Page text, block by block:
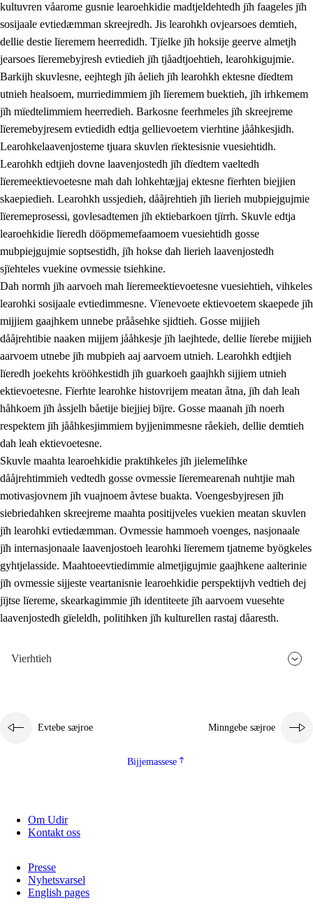
3. Prinsihph skuvlen rïektesisnie
3.1 Feerhmeles lïeremebyjrese
3.2 Ööhpehtimmie jïh sjïehtedamme lïerehtimmie
3.3 Gåetie jïh skuvle laavenjostoeh
3.4 Lïerehtimmie learoesïeltesne jïh barkoejielemisnie
3.5 Profesjonsektievoete jïh skuvleevtiedimmie
kultuvren våarome gusnie learoehkidie madtjeldehtedh jïh faageles jïh
sosijaale evtiedæmman skreejredh. Jis learohkh ovjearsoes demtieh,
dellie destie lïeremem heerredidh. Tjïelke jïh hoksije geerve almetjh
jearsoes lïeremebyjresh evtiedieh jïh tjåadtjoehtieh, learohkigujmie.
Barkijh skuvlesne, eejhtegh jïh åelieh jïh learohkh ektesne dïedtem
utnieh healsoem, murriedimmiem jïh lïeremem buektieh, jïh irhkemem
jïh mïedtelimmiem heerredieh. Barkosne feerhmeles jïh skreejreme
lïeremebyjresem evtiedidh edtja gellievoetem vierhtine jååhkesjidh.
Learohkelaavenjosteme tjuara skuvlen rïektesisnie vuesiehtidh.
Learohkh edtjieh dovne laavenjostedh jïh dïedtem vaeltedh
lïeremeektievoetesne mah dah lohkehtæjjaj ektesne fïerhten biejjien
skaepiedieh. Learohkh ussjedieh, dååjrehtieh jïh lierieh mubpiejgujmie
lïeremeprosessi, govlesadtemen jïh ektiebarkoen tjïrrh. Skuvle edtja
learoehkidie lïeredh dööpmemefaamoem vuesiehtidh gosse
mubpiejgujmie soptsestidh, jïh hokse dah lierieh laavenjostedh
sjïehteles vuekine ovmessie tsiehkine.
Dah normh jïh aarvoeh mah lïeremeektievoetesne vuesiehtieh, vihkeles
learohki sosijaale evtiedimmesne. Vïenevoete ektievoetem skaepede jïh
mijjiem gaajhkem unnebe prååsehke sjidtieh. Gosse mijjieh
dååjrehtibie naaken mijjem jååhkesje jïh laejhtede, dellie lïerebe mijjieh
aarvoem utnebe jïh mubpieh aaj aarvoem utnieh. Learohkh edtjieh
lïeredh joekehts krööhkestidh jïh guarkoeh gaajhkh sijjiem utnieh
ektievoetesne. Fïerhte learohke histovrijem meatan åtna, jïh dah leah
håhkoem jïh åssjelh båetije biejjiej bïjre. Gosse maanah jïh noerh
respektem jïh jååhkesjimmiem byjjenimmesne råekieh, dellie demtieh
dah leah ektievoetesne.
Skuvle maahta learoehkidie praktihkeles jïh jielemelïhke
dååjrehtimmieh vedtedh gosse ovmessie lïeremearenah nuhtjie mah
motivasjovnem jïh vuajnoem åvtese buakta. Voengesbyjresen jïh
siebriedahken skreejreme maahta positijveles vuekien meatan skuvlen
jïh learohki evtiedæmman. Ovmessie hammoeh voenges, nasjonaale
jïh internasjonaale laavenjostoeh learohki lïeremem tjatneme byögkeles
gyhtjelasside. Maahtoeevtiedimmie almetjigujmie gaajhkene aalterinie
jïh ovmessie sijjeste veartanisnie learoehkidie perspektijvh vedtieh dej
jïjtse lïereme, skearkagimmie jïh identiteete jïh aarvoem vuesehte
laavenjostedh gïeleldh, politihken jïh kulturellen rastaj dåaresth.
Vierhtieh
Evtebe sæjroe Minngebe sæjroe
Bijjemassese
Om Udir
Kontakt oss
Presse
Nyhetsvarsel
English pages